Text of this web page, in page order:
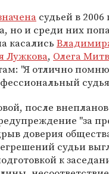
судьей в 2006
но и среди них
касались
Лужкова, Олега
"Я отлично
после
"за
доверия
судьи
к